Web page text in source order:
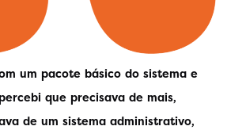
um pacote básico do sistema e
que precisava de mais,
de um sistema administrativo,